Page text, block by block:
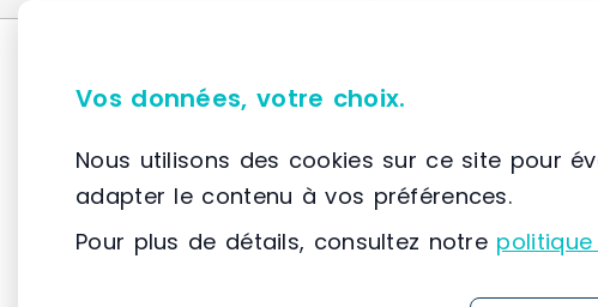
À propos de BOTT
📌 Située à France, LE BLANC-MESNIL,
se distingue comme un acteur
conçus selon des normes de qualité
professionnels, qu’il s’agisse de
Vos données, votre choix.
Nous utilisons des cookies sur ce site pour
adapter le contenu à vos préférences.
Pour plus de détails, consultez notre